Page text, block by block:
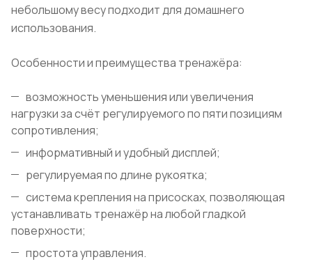
небольшому весу подходит для домашнего
использования.
Особенности и преимущества тренажёра:
возможность уменьшения или увеличения
нагрузки за счёт регулируемого по пяти позициям
сопротивления;
информативный и удобный дисплей;
регулируемая по длине рукоятка;
система крепления на присосках, позволяющая
устанавливать тренажёр на любой гладкой
поверхности;
простота управления.